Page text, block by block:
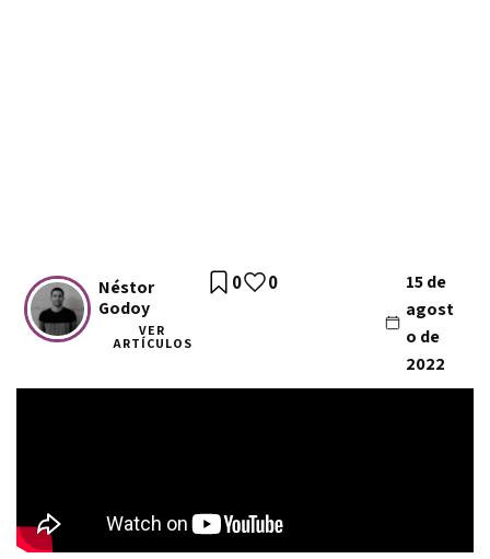
Néstor
Godoy
VER
ARTÍCULOS
15 de
agost
o de
2022
0 0